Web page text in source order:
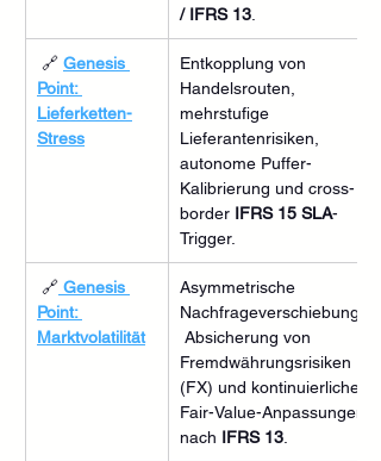
/ IFRS 13
🔗 Genesis
Point:
Lieferketten-
Stress
Entkopplung von
Handelsrouten,
mehrstufige
Lieferantenrisiken,
autonome Puffer-
Kalibrierung und cross-
border IFRS 15 SLA-
Trigger.
🔗 Genesis
Point:
Marktvolatilität
Asymmetrische
Nachfrageverschiebungen,
Absicherung von
Fremdwährungsrisiken
(FX) und kontinuierliche
Fair-Value-Anpassungen
nach IFRS 13